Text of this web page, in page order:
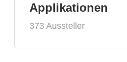
Applikationen
373 Aussteller